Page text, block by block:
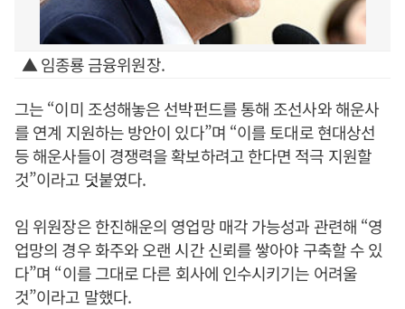
▲ 임종룡 금융위원장.
그는 “이미 조성해놓은 선박펀드를 통해 조선사와 해운사
를 연계 지원하는 방안이 있다”며 “이를 토대로 현대상선
등 해운사들이 경쟁력을 확보하려고 한다면 적극 지원할
것”이라고 덧붙였다.
임 위원장은 한진해운의 영업망 매각 가능성과 관련해 “영
업망의 경우 화주와 오랜 시간 신뢰를 쌓아야 구축할 수 있
다”며 “이를 그대로 다른 회사에 인수시키기는 어려울
것”이라고 말했다.